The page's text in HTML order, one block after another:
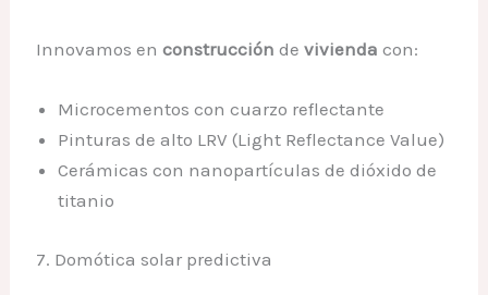
Innovamos enconstrucción devivienda con:
Microcementos con cuarzo reflectante
Pinturas de alto LRV (Light Reflectance Value)
Cerámicas con nanopartículas de dióxido de
titanio
7. Domótica solar predictiva